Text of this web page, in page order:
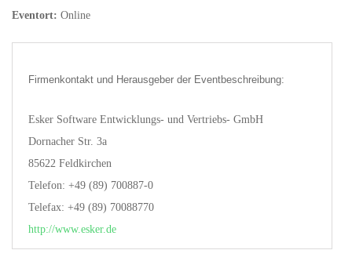
Eventort: Online
Firmenkontakt und Herausgeber der Eventbeschreibung:
Esker Software Entwicklungs- und Vertriebs- GmbH
Dornacher Str. 3a
85622 Feldkirchen
Telefon: +49 (89) 700887-0
Telefax: +49 (89) 70088770
http://www.esker.de